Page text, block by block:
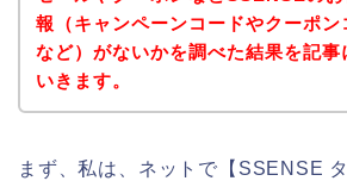
報（キャンペーンコードやクーポン
など）がないかを調べた結果を記事
いきます。
まず、私は、ネットで【SSENSE